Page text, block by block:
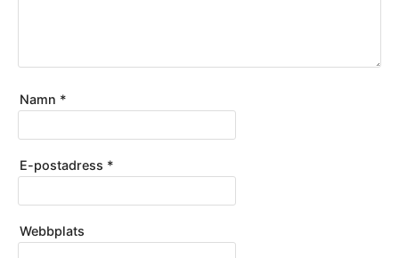
Namn *
E-postadress *
Webbplats